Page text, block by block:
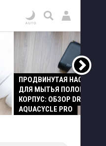
ПРОДВИНУТАЯ НАСАДКА
ДЛЯ МЫТЬЯ ПОЛОВ И
КОРПУС: ОБЗОР DREAME
AQUACYCLE PRO